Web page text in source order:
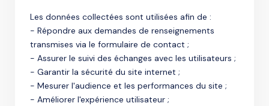
Les données collectées sont utilisées afin de :
- Répondre aux demandes de renseignements
transmises via le formulaire de contact ;
- Assurer le suivi des échanges avec les utilisateurs ;
- Garantir la sécurité du site internet ;
- Mesurer l'audience et les performances du site ;
- Améliorer l'expérience utilisateur ;